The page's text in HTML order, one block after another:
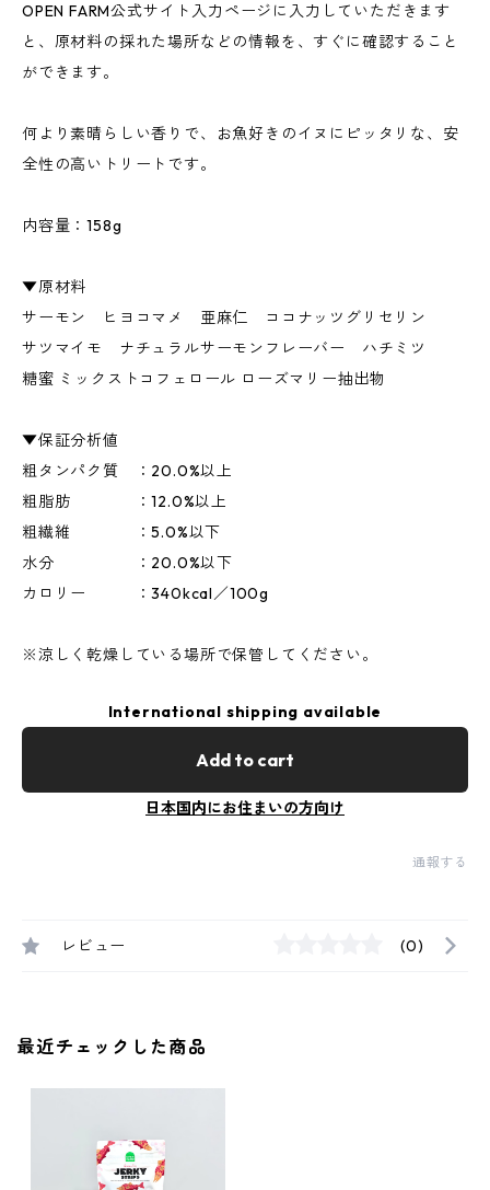
OPEN FARM公式サイト入力ページに入力していただきます
と、原材料の採れた場所などの情報を、すぐに確認すること
ができます。
何より素晴らしい香りで、お魚好きのイヌにピッタリな、安
全性の高いトリートです。
内容量：158g
▼原材料
サーモン ヒヨコマメ 亜麻仁 ココナッツグリセリン
サツマイモ ナチュラルサーモンフレーバー ハチミツ
糖蜜 ミックストコフェロール ローズマリー抽出物
▼保証分析値
粗タンパク質 ：20.0%以上
粗脂肪 ：12.0%以上
粗繊維 ：5.0%以下
水分 ：20.0%以下
カロリー ：340kcal／100g
※涼しく乾燥している場所で保管してください。
International shipping available
Add to cart
日本国内にお住まいの方向け
通報する
レビュー (0)
最近チェックした商品